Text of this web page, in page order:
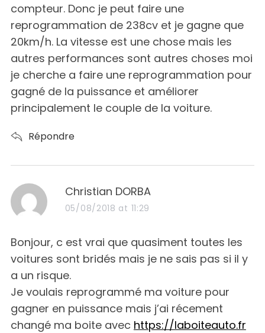
compteur. Donc je peut faire une
reprogrammation de 238cv et je gagne que
20km/h. La vitesse est une chose mais les
autres performances sont autres choses moi
je cherche a faire une reprogrammation pour
gagné de la puissance et améliorer
principalement le couple de la voiture.
Répondre
s
a
s
:
Christian DORBA
05/08/2018 at 11:29
Bonjour, c est vrai que quasiment toutes les
voitures sont bridés mais je ne sais pas si il y
a un risque.
Je voulais reprogrammé ma voiture pour
gagner en puissance mais j’ai récement
changé ma boite avec https://laboiteauto.fr